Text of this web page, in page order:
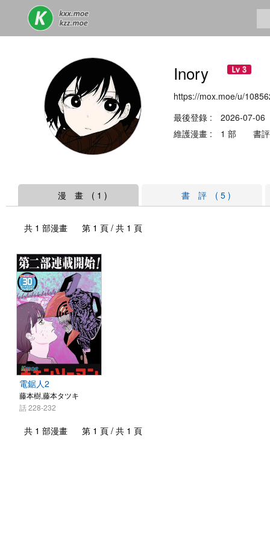
Inory
https://mox.moe/u/
最後登錄 : 2026-07-06
維護漫畫 : 1 部 書
漫 畫 ( 1 ) 書 評 ( 5 )
共 1 部漫畫 第 1 頁 / 共 1 頁
電鋸人2
藤本樹,藤本タツキ
話 228-232
共 1 部漫畫 第 1 頁 / 共 1 頁